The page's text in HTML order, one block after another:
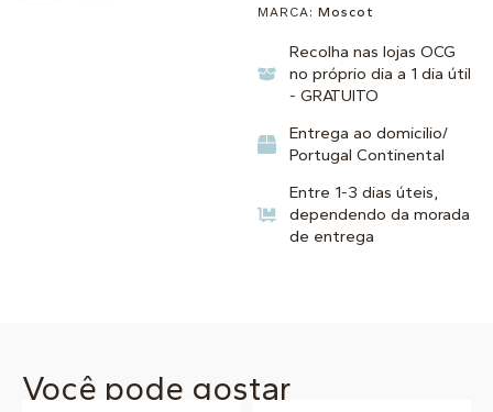
MARCA:Moscot
Recolha nas lojas OCG
no próprio dia a 1 dia útil
- GRATUITO
Entrega ao domicilio/
Portugal Continental
Entre 1-3 dias úteis,
dependendo da morada
de entrega
Você pode gostar